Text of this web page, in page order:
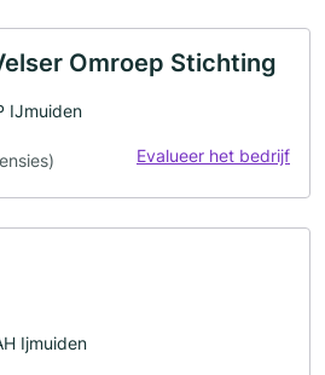
Omroep Stichting
IJmuiden
Evalueer het bedrijf
Ijmuiden